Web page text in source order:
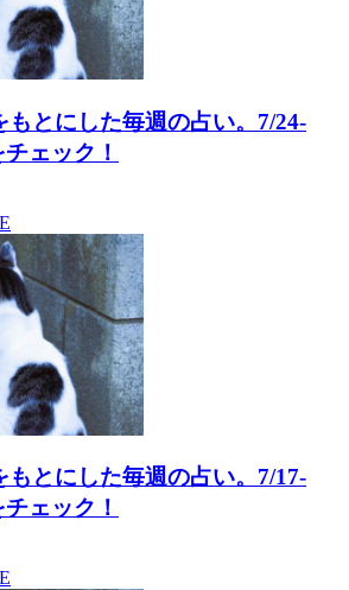
もとにした毎週の占い。7/24-
ェック！
もとにした毎週の占い。7/17-
ェック！